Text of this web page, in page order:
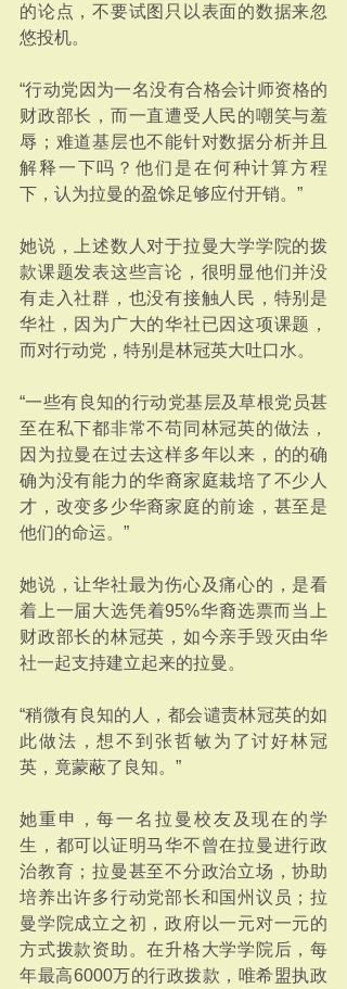
的论点，不要试图只以表面的数据来忽
悠投机。
“行动党因为一名没有合格会计师资格的
财政部长，而一直遭受人民的嘲笑与羞
辱；难道基层也不能针对数据分析并且
解释一下吗？他们是在何种计算方程
下，认为拉曼的盈馀足够应付开销。”
她说，上述数人对于拉曼大学学院的拨
款课题发表这些言论，很明显他们并没
有走入社群，也没有接触人民，特别是
华社，因为广大的华社已因这项课题，
而对行动党，特别是林冠英大吐口水。
“一些有良知的行动党基层及草根党员甚
至在私下都非常不苟同林冠英的做法，
因为拉曼在过去这样多年以来，的的确
确为没有能力的华裔家庭栽培了不少人
才，改变多少华裔家庭的前途，甚至是
他们的命运。”
她说，让华社最为伤心及痛心的，是看
着上一届大选凭着95%华裔选票而当上
财政部长的林冠英，如今亲手毁灭由华
社一起支持建立起来的拉曼。
“稍微有良知的人，都会谴责林冠英的如
此做法，想不到张哲敏为了讨好林冠
英，竟蒙蔽了良知。”
她重申，每一名拉曼校友及现在的学
生，都可以证明马华不曾在拉曼进行政
治教育；拉曼甚至不分政治立场，协助
培养出许多行动党部长和国州议员；拉
曼学院成立之初，政府以一元对一元的
方式拨款资助。在升格大学学院后，每
年最高6000万的行政拨款，唯希盟执政